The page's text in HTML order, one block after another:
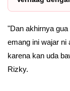
"Dan akhirnya
emang ini wajar ni
karena kan uda
Rizky.